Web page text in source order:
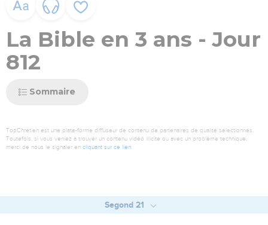
La Bible en 3 ans - Jour
812
Sommaire
TopChrétien est une plate-forme diffuseur de contenu de partenaires de qualité sélectionnés.
Toutefois, si vous veniez à trouver un contenu vidéo illicite ou avec un problème technique,
merci de nous le signaler en cliquant sur ce lien
Segond 21